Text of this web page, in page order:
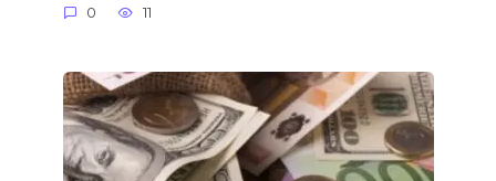
0 11